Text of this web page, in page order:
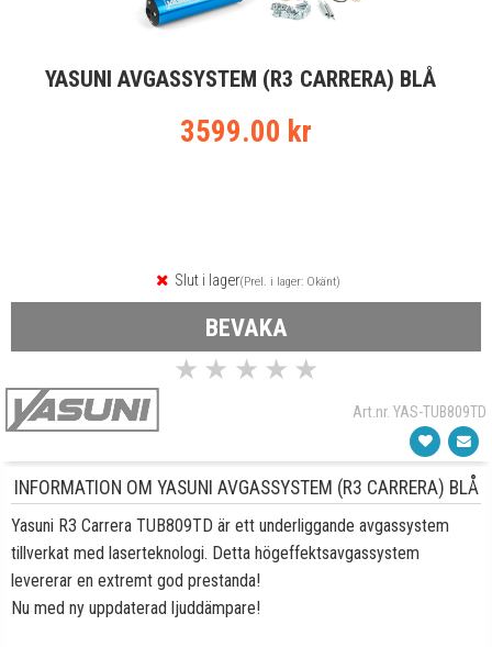
När du valt kommer butiken visa delar för vald moped
YASUNI AVGASSYSTEM (R3 CARRERA) BLÅ
3599.00 kr
Slut i lager(Prel. i lager: Okänt)
BEVAKA
★ ★ ★ ★ ★
Art.nr. YAS-TUB809TD
INFORMATION OM YASUNI AVGASSYSTEM (R3 CARRERA) BLÅ
Yasuni R3 Carrera TUB809TD är ett underliggande avgassystem
tillverkat med laserteknologi. Detta högeffektsavgassystem
levererar en extremt god prestanda!
Nu med ny uppdaterad ljuddämpare!